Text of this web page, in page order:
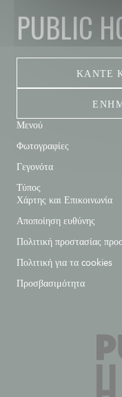
PUBLIC
ΚΆΝΤΕ
Μενού
Φωτογραφίες
Γεγονότα
Τύπος
Χάρτης και Επικοινωνία
Αποποίηση ευθύνης
Πολιτική προστασίας
Πολιτική για τα cookies
Προσβασιμότητα